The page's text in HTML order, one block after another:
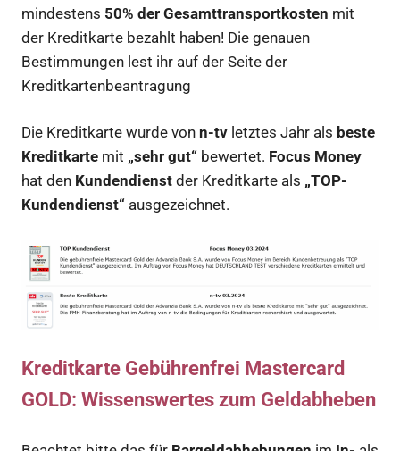
mindestens 50% der Gesamttransportkosten mit
der Kreditkarte bezahlt haben! Die genauen
Bestimmungen lest ihr auf der Seite der
Kreditkartenbeantragung
Die Kreditkarte wurde von n-tv letztes Jahr als beste
Kreditkarte mit „sehr gut“ bewertet. Focus Money
hat den Kundendienst der Kreditkarte als „TOP-
Kundendienst“ ausgezeichnet.
Kreditkarte Gebührenfrei Mastercard
GOLD: Wissenswertes zum Geldabheben